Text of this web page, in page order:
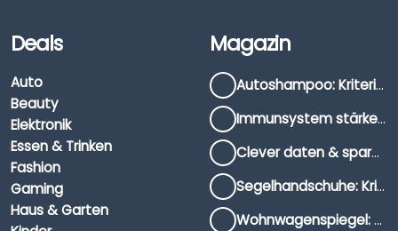
Deals
Auto
Beauty
Elektronik
Essen & Trinken
Fashion
Gaming
Haus & Garten
Magazin
Autoshampoo: Kriterien, Unterschiede & Anwendung
Immunsystem stärken: Hausmittel, Vitamine & Wissenswertes
Clever daten & sparen: So findest du die besten Deals für Dates und Unternehmungen
Segelhandschuhe: Kriterien, Materialien & Tipps
Wohnwagenspiegel: Auswahl, Preise & Montage